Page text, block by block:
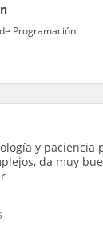
Programación
y paciencia
da muy